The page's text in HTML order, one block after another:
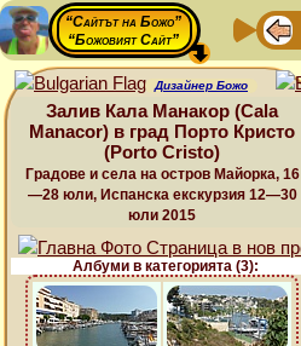
“Сайтът на Божо”
“Божовият Сайт”
Дизайнер Божо
Залив Кала Манакор (Cala
Manacor) в град Порто Кристо
(Porto Cristo)
Градове и села на остров Майорка, 16
—28 юли, Испанска екскурзия 12—30
юли 2015
Албуми в категорията (3):